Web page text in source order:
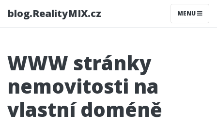
blog.RealityMIX.cz MENU
WWW stránky
nemovitosti na
vlastní doméně